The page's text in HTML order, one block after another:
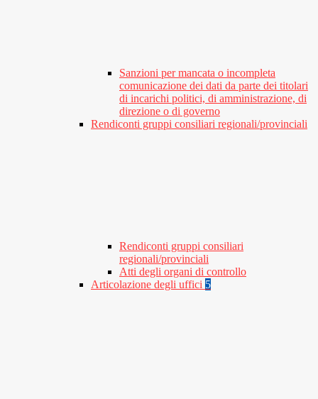
Sanzioni per mancata o incompleta
comunicazione dei dati da parte dei titolari
di incarichi politici, di amministrazione, di
direzione o di governo
Rendiconti gruppi consiliari regionali/provinciali
Rendiconti gruppi consiliari
regionali/provinciali
Atti degli organi di controllo
Articolazione degli uffici 5